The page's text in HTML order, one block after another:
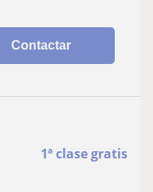
Contactar
1ª clase gratis